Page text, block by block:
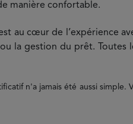
manière confortable.
au cœur de l’expérience
la gestion du prêt.
n'a jamais été aussi